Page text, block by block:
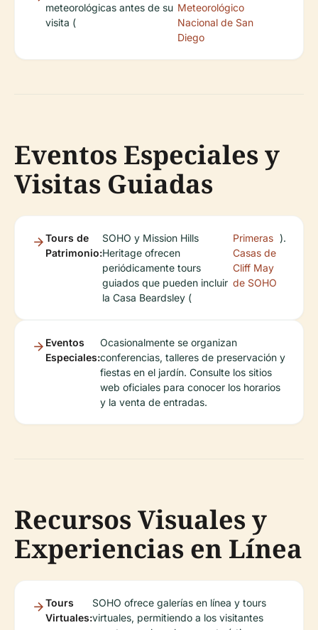
meteorológicas antes de su
visita (
Meteorológico
Nacional de San
Diego
Eventos Especiales y
Visitas Guiadas
Tours de
Patrimonio:
SOHO y Mission Hills
Heritage ofrecen
periódicamente tours
guiados que pueden incluir
la Casa Beardsley (
Primeras
Casas de
Cliff May
de SOHO
).
Eventos
Especiales:
Ocasionalmente se organizan
conferencias, talleres de preservación y
fiestas en el jardín. Consulte los sitios
web oficiales para conocer los horarios
y la venta de entradas.
Recursos Visuales y
Experiencias en Línea
Tours
Virtuales:
SOHO ofrece galerías en línea y tours
virtuales, permitiendo a los visitantes